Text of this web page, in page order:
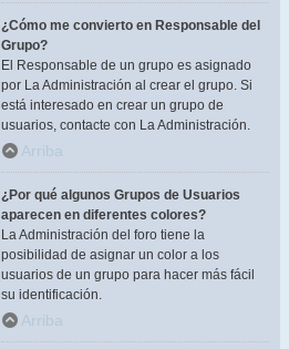
¿Cómo me convierto en Responsable del
Grupo?
El Responsable de un grupo es asignado
por La Administración al crear el grupo. Si
está interesado en crear un grupo de
usuarios, contacte con La Administración.
Arriba
¿Por qué algunos Grupos de Usuarios
aparecen en diferentes colores?
La Administración del foro tiene la
posibilidad de asignar un color a los
usuarios de un grupo para hacer más fácil
su identificación.
Arriba